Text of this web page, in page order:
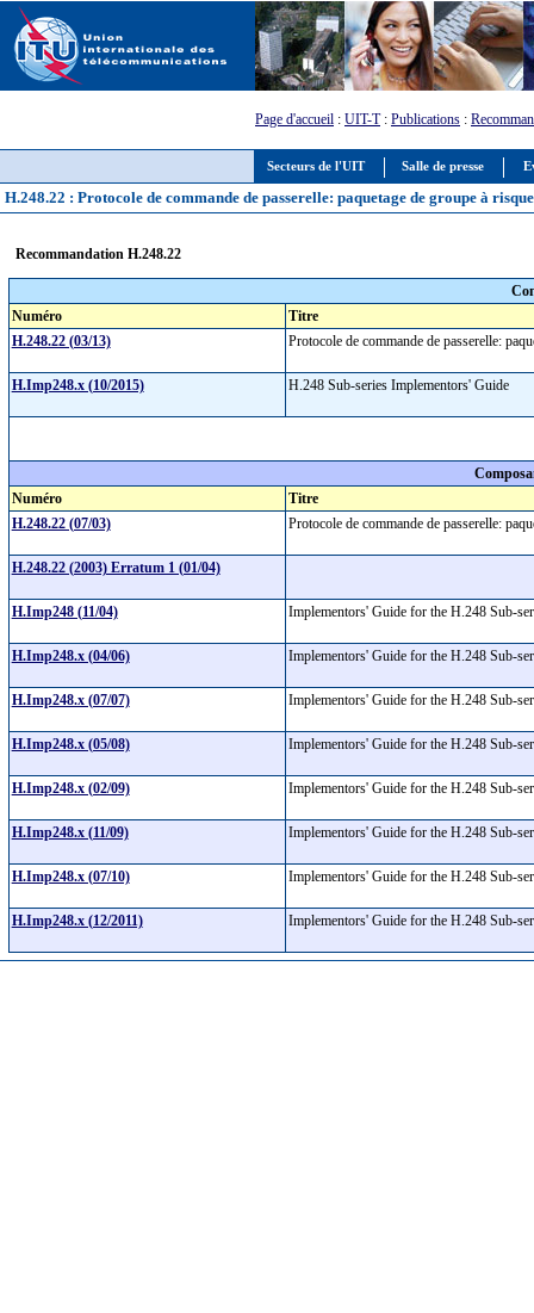
Secteurs de l'UIT Salle de presse
Page d'accueil : UIT-T: Publications :
H.248.22 : Protocole de commande de passerelle: paquetage de groupe à
Recommandation H.248.22
Numéro
Titre
H.248.22 (03/13)
Protocole de commande de passerelle:
H.Imp248.x (10/2015) H.248 Sub-series Implementors' Guide
Numéro
Titre
H.248.22 (07/03)
Protocole de commande de passerelle:
H.248.22 (2003) Erratum 1 (01/04)
H.Imp248 (11/04) Implementors' Guide for the H.248 Sub-
H.Imp248.x (04/06) Implementors' Guide for the H.248 Sub-
H.Imp248.x (07/07) Implementors' Guide for the H.248 Sub-
H.Imp248.x (05/08) Implementors' Guide for the H.248 Sub-
H.Imp248.x (02/09) Implementors' Guide for the H.248 Sub-
H.Imp248.x (11/09) Implementors' Guide for the H.248 Sub-
H.Imp248.x (07/10) Implementors' Guide for the H.248 Sub-
H.Imp248.x (12/2011) Implementors' Guide for the H.248 Sub-